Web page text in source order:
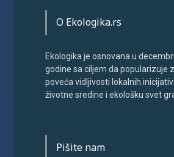
O Ekologika.rs
Ekologika je osnovana u
godine sa ciljem da popularizuje
poveća vidljivosti lokalnih
životne sredine i ekološku svet
Pišite nam